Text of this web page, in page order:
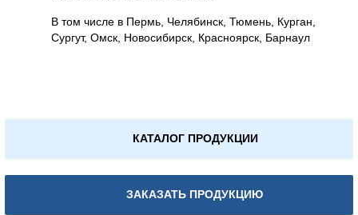
В том числе в Пермь, Челябинск, Тюмень, Курган,
Сургут, Омск, Новосибирск, Красноярск, Барнаул
КАТАЛОГ ПРОДУКЦИИ
ЗАКАЗАТЬ ПРОДУКЦИЮ